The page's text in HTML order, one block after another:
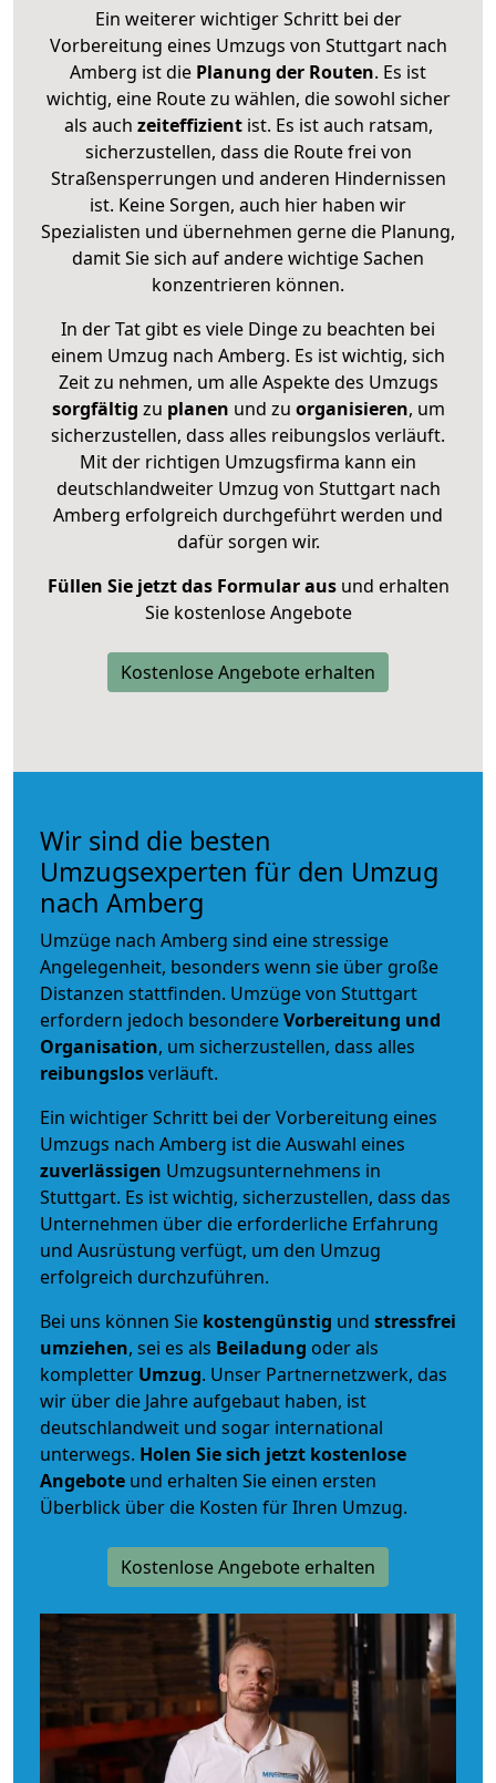
Ein weiterer wichtiger Schritt bei der
Vorbereitung eines Umzugs von Stuttgart nach
Amberg ist die Planung der Routen. Es ist
wichtig, eine Route zu wählen, die sowohl sicher
als auch zeiteffizientist. Es ist auch ratsam,
sicherzustellen, dass die Route frei von
Straßensperrungen und anderen Hindernissen
ist. Keine Sorgen, auch hier haben wir
Spezialisten und übernehmen gerne die Planung,
damit Sie sich auf andere wichtige Sachen
konzentrieren können.
In der Tat gibt es viele Dinge zu beachten bei
einem Umzug nach Amberg. Es ist wichtig, sich
Zeit zu nehmen, um alle Aspekte des Umzugs
sorgfältig zu planen und zu organisieren, um
sicherzustellen, dass alles reibungslos verläuft.
Mit der richtigen Umzugsfirma kann ein
deutschlandweiter Umzug von Stuttgart nach
Amberg erfolgreich durchgeführt werden und
dafür sorgen wir.
Füllen Sie jetzt das Formular ausund erhalten
Sie kostenlose Angebote
Kostenlose Angebote erhalten
Wir sind die besten
Umzugsexperten für den Umzug
nach Amberg
Umzüge nach Amberg sind eine stressige
Angelegenheit, besonders wenn sie über große
Distanzen stattfinden. Umzüge von Stuttgart
erfordern jedoch besondereVorbereitung und
Organisation, um sicherzustellen, dass alles
reibungslosverläuft.
Ein wichtiger Schritt bei der Vorbereitung eines
Umzugs nach Amberg ist die Auswahl eines
zuverlässigen Umzugsunternehmens in
Stuttgart. Es ist wichtig, sicherzustellen, dass das
Unternehmen über die erforderliche Erfahrung
und Ausrüstung verfügt, um den Umzug
erfolgreich durchzuführen.
Bei uns können Sie kostengünstig und stressfrei
umziehen, sei es als Beiladung oder als
kompletter Umzug. Unser Partnernetzwerk, das
wir über die Jahre aufgebaut haben, ist
deutschlandweit und sogar international
unterwegs. Holen Sie sich jetzt kostenlose
Angebote und erhalten Sie einen ersten
Überblick über die Kosten für Ihren Umzug.
Kostenlose Angebote erhalten